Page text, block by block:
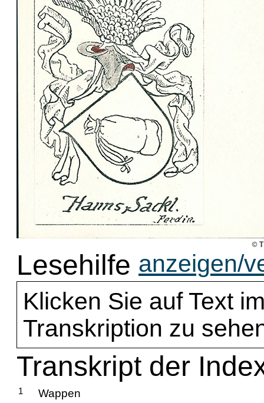
Lesehilfe anzeigen/
Klicken Sie auf Text
Transkription zu
Transkript der
1 Wappen